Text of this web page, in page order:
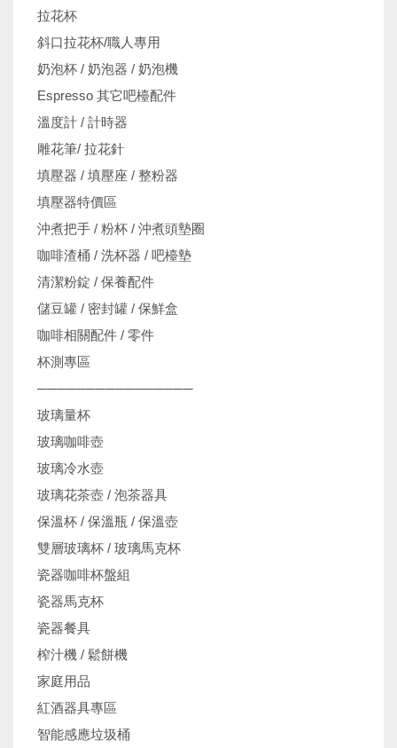
拉花杯
斜口拉花杯/職人專用
奶泡杯 / 奶泡器 / 奶泡機
Espresso 其它吧檯配件
溫度計 / 計時器
雕花筆/ 拉花針
填壓器 / 填壓座 / 整粉器
填壓器特價區
沖煮把手 / 粉杯 / 沖煮頭墊圈
咖啡渣桶 / 洗杯器 / 吧檯墊
清潔粉錠 / 保養配件
儲豆罐 / 密封罐 / 保鮮盒
咖啡相關配件 / 零件
杯測專區
────────────────
玻璃量杯
玻璃咖啡壺
玻璃冷水壺
玻璃花茶壺 / 泡茶器具
保溫杯 / 保溫瓶 / 保溫壺
雙層玻璃杯 / 玻璃馬克杯
瓷器咖啡杯盤組
瓷器馬克杯
瓷器餐具
榨汁機 / 鬆餅機
家庭用品
紅酒器具專區
智能感應垃圾桶